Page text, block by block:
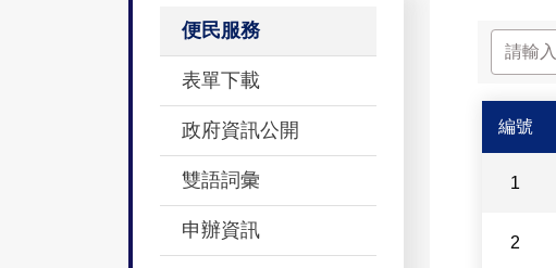
便民服務
表單下載
政府資訊公開
雙語詞彙
申辦資訊
編號
1
2